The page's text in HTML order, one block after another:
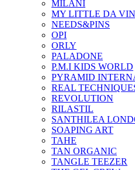
MILANI
MY LITTLE DA
NEEDS&PINS
OPI
ORLY
PALADONE
P.M.I KIDS WORLD
PYRAMID
REAL
REVOLUTION
RILASTIL
SANTHILEA
SOAPING ART
TAHE
TAN ORGANIC
TANGLE TEEZER